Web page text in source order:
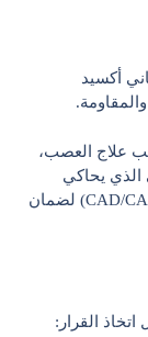
أكسيد
علاج العصب،
الذي يحاكي
الأسنان الحقيقية. يُصنع بتقنيات رقمية دقيقة (CAD/CAM) لضمان
القرار: